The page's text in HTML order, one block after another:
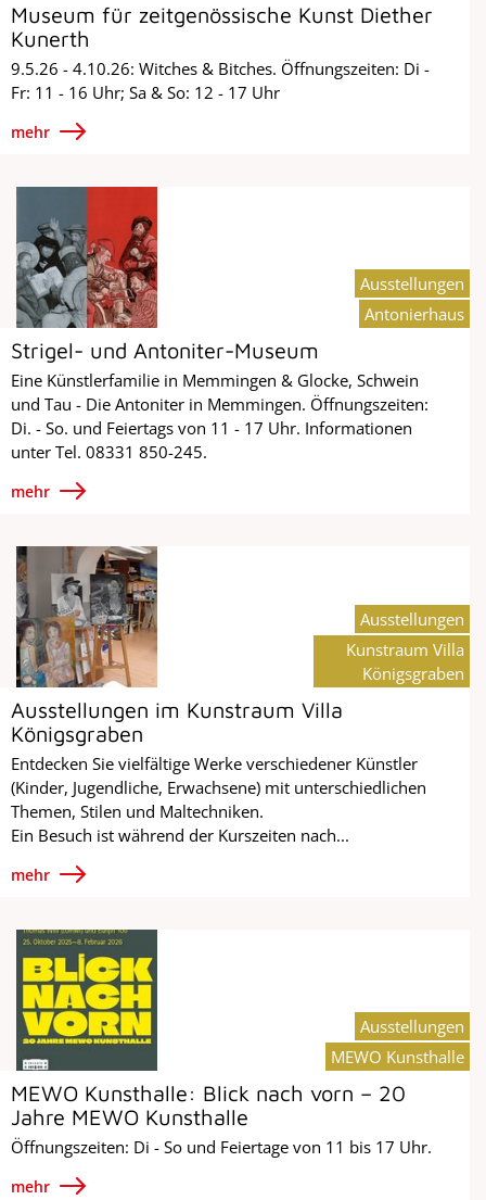
Museum für zeitgenössische Kunst Diether
Kunerth
9.5.26 - 4.10.26: Witches & Bitches. Öffnungszeiten: Di -
Fr: 11 - 16 Uhr; Sa & So: 12 - 17 Uhr
mehr
Strigel- und Antoniter-Museum
Eine Künstlerfamilie in Memmingen & Glocke, Schwein
und Tau - Die Antoniter in Memmingen. Öffnungszeiten:
Di. - So. und Feiertags von 11 - 17 Uhr. Informationen
unter Tel. 08331 850-245.
mehr
Ausstellungen
Antonierhaus
Ausstellungen im Kunstraum Villa
Königsgraben
Entdecken Sie vielfältige Werke verschiedener Künstler
(Kinder, Jugendliche, Erwachsene) mit unterschiedlichen
Themen, Stilen und Maltechniken.
Ein Besuch ist während der Kurszeiten nach...
mehr
Ausstellungen
Kunstraum Villa
Königsgraben
MEWO Kunsthalle: Blick nach vorn – 20
Jahre MEWO Kunsthalle
Öffnungszeiten: Di - So und Feiertage von 11 bis 17 Uhr.
mehr
Ausstellungen
MEWO Kunsthalle